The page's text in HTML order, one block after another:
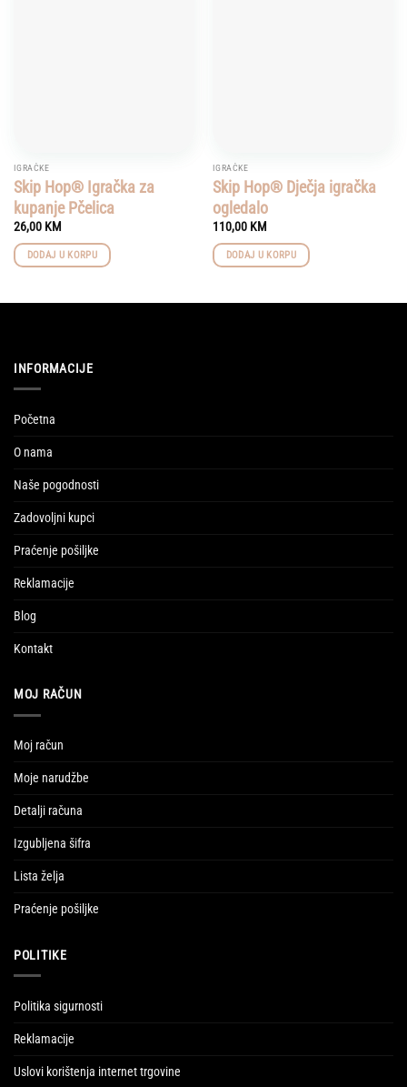
IGRAČKE
Skip Hop® Igračka za
kupanje Pčelica
26,00 KM
DODAJ U KORPU
IGRAČKE
Skip Hop® Dječja igračka
ogledalo
110,00 KM
DODAJ U KORPU
INFORMACIJE
Početna
O nama
Naše pogodnosti
Zadovoljni kupci
Praćenje pošiljke
Reklamacije
Blog
Kontakt
MOJ RAČUN
Moj račun
Moje narudžbe
Detalji računa
Izgubljena šifra
Lista želja
Praćenje pošiljke
POLITIKE
Politika sigurnosti
Reklamacije
Uslovi korištenja internet trgovine